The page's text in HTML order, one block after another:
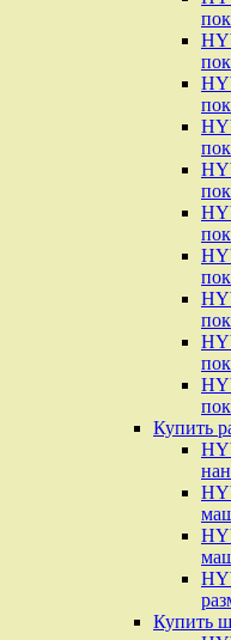
Купить
Купить